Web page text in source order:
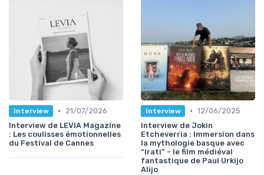
Interview •
21/07/2026
Interview de LEVIA Magazine
: Les coulisses émotionnelles
du Festival de Cannes
Interview • 12/06/2025
Interview de Jokin
Etcheverria : Immersion dans
la mythologie basque avec
“Irati” - le film médiéval
fantastique de Paul Urkijo
Alijo